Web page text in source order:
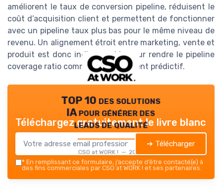
améliorent le taux de conversion pipeline, réduisent le
coût d’acquisition client et permettent de fonctionner
avec un pipeline taux plus bas pour le même niveau de
revenu. Un alignement étroit entre marketing, vente et
produit est donc indispensable pour rendre le pipeline
coverage ratio commercial réellement prédictif.
TOP 10 des solutions
IA pour générer des
leads de qualité
CSO at WORK ! — 2026
Téléchargez gratuitement le livre blanc
➔ Télécharger
* En remplissant ce formulaire, j’accepte d’être contacté(e) à
des fins commerciales par CSO at WORK ! et ses partenaires.